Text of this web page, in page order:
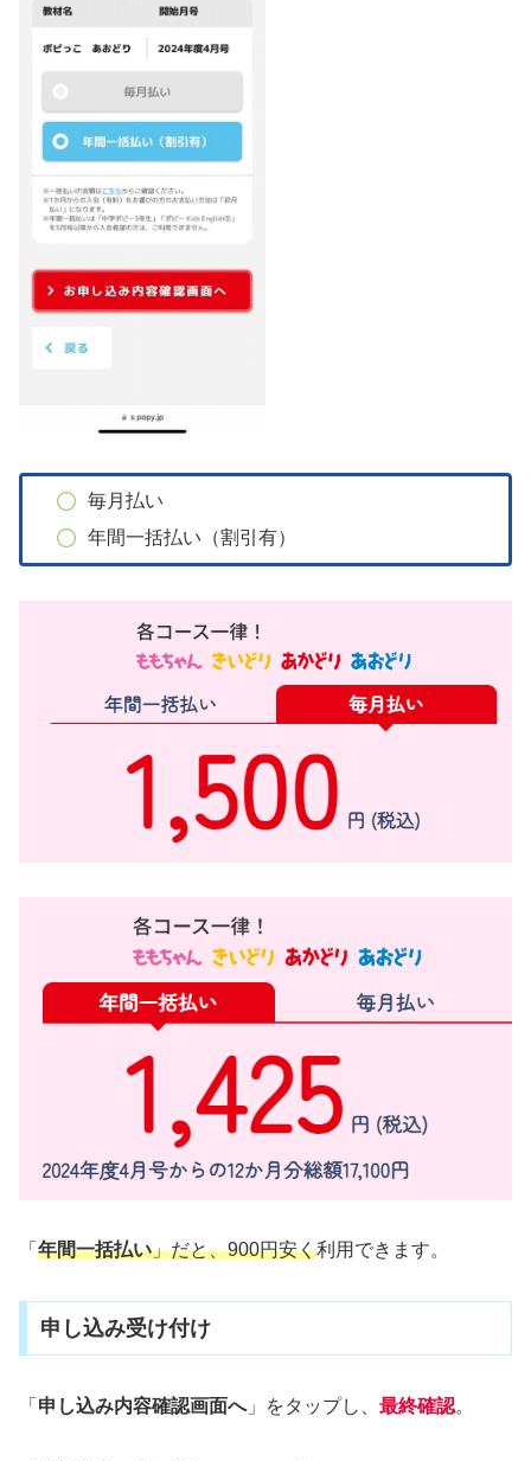
毎月払い
年間一括払い（割引有）
「 年間一括払い」だと、900円安く利用できます。
申し込み受け付け
「 申し込み内容確認画面へ」をタップし、 最終確認。